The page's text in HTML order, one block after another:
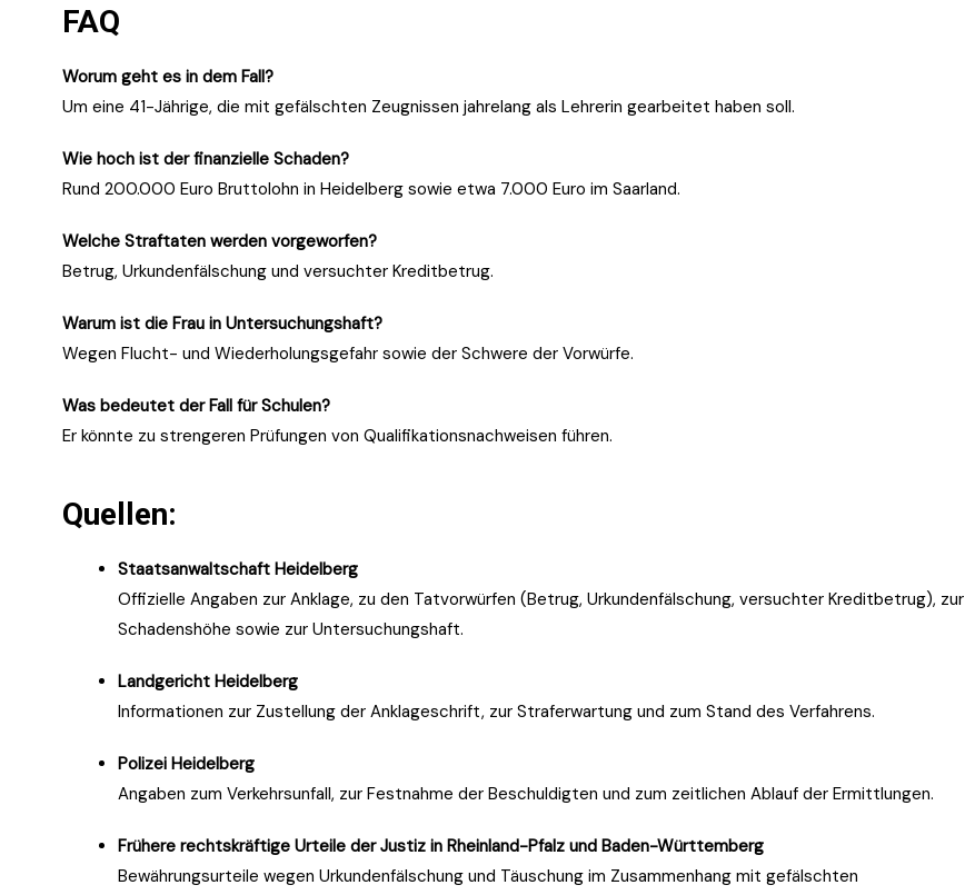
FAQ
Worum geht es in dem Fall?
Um eine 41-Jährige, die mit gefälschten Zeugnissen jahrelang als Lehrerin gearbeitet haben soll.
Wie hoch ist der finanzielle Schaden?
Rund 200.000 Euro Bruttolohn in Heidelberg sowie etwa 7.000 Euro im Saarland.
Welche Straftaten werden vorgeworfen?
Betrug, Urkundenfälschung und versuchter Kreditbetrug.
Warum ist die Frau in Untersuchungshaft?
Wegen Flucht- und Wiederholungsgefahr sowie der Schwere der Vorwürfe.
Was bedeutet der Fall für Schulen?
Er könnte zu strengeren Prüfungen von Qualifikationsnachweisen führen.
Quellen:
Staatsanwaltschaft Heidelberg
Offizielle Angaben zur Anklage, zu den Tatvorwürfen (Betrug, Urkundenfälschung, versuchter Kreditbetrug), zur
Schadenshöhe sowie zur Untersuchungshaft.
Landgericht Heidelberg
Informationen zur Zustellung der Anklageschrift, zur Straferwartung und zum Stand des Verfahrens.
Polizei Heidelberg
Angaben zum Verkehrsunfall, zur Festnahme der Beschuldigten und zum zeitlichen Ablauf der Ermittlungen.
Frühere rechtskräftige Urteile der Justiz in Rheinland-Pfalz und Baden-Württemberg
Bewährungsurteile wegen Urkundenfälschung und Täuschung im Zusammenhang mit gefälschten